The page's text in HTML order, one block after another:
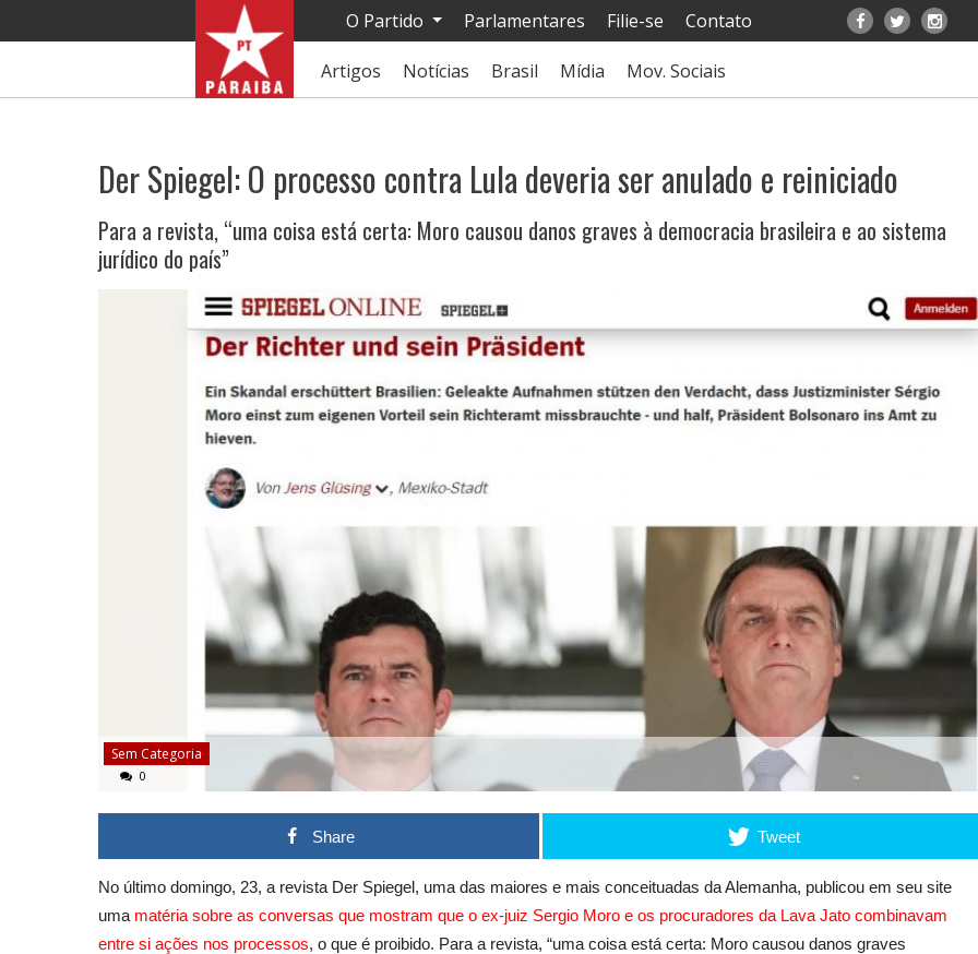
O Partido Parlamentares Filie-se Contato
Artigos Notícias Brasil Mídia Mov. Sociais
Der Spiegel: O processo contra Lula deveria ser anulado e reiniciado
Para a revista, “uma coisa está certa: Moro causou danos graves à democracia brasileira e ao sistema
jurídico do país”
Sem Categoria
0
Share Tweet
No último domingo, 23, a revista Der Spiegel, uma das maiores e mais conceituadas da Alemanha, publicou em seu site
uma matéria sobre as conversas que mostram que o ex-juiz Sergio Moro e os procuradores da Lava Jato combinavam
entre si ações nos processos, o que é proibido. Para a revista, “uma coisa está certa: Moro causou danos graves